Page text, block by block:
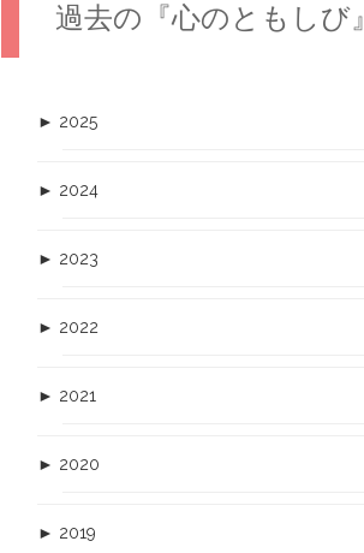
過去の『心のともしび』
► 2025
► 2024
► 2023
► 2022
► 2021
► 2020
► 2019